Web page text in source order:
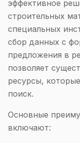
эффективное
строительных
специальных
сбор данных с
предложения в
позволяет
ресурсы,
поиск.
Основные
включают: